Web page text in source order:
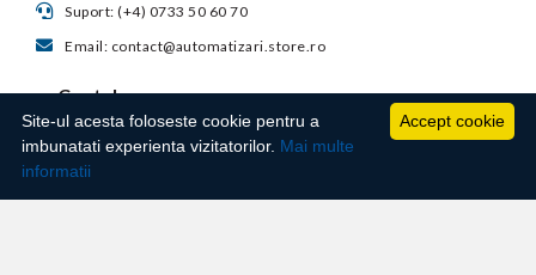
Suport: (+4) 0733 50 60 70
Email: contact@automatizari.store.ro
Contul meu
Suport clienti
Informatii utile
Accept cookie
Site-ul acesta foloseste cookie pentru a
imbunatati experienta vizitatorilor. Mai multe
informatii